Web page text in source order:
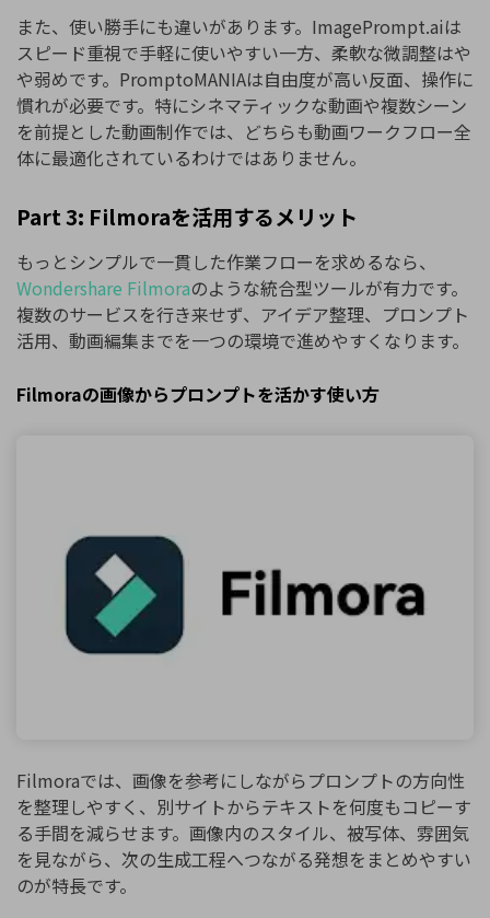
また、使い勝手にも違いがあります。ImagePrompt.aiは
スピード重視で手軽に使いやすい一方、柔軟な微調整はや
や弱めです。PromptoMANIAは自由度が高い反面、操作に
慣れが必要です。特にシネマティックな動画や複数シーン
を前提とした動画制作では、どちらも動画ワークフロー全
体に最適化されているわけではありません。
Part 3: Filmoraを活用するメリット
もっとシンプルで一貫した作業フローを求めるなら、
Wondershare Filmoraのような統合型ツールが有力です。
複数のサービスを行き来せず、アイデア整理、プロンプト
活用、動画編集までを一つの環境で進めやすくなります。
Filmoraの画像からプロンプトを活かす使い方
Filmoraでは、画像を参考にしながらプロンプトの方向性
を整理しやすく、別サイトからテキストを何度もコピーす
る手間を減らせます。画像内のスタイル、被写体、雰囲気
を見ながら、次の生成工程へつながる発想をまとめやすい
のが特長です。